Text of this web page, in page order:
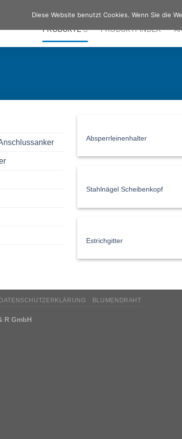
PRODUKTE PRODUKTFINDER
Absperrleinenhalter
Stahlnägel Scheibenkopf
Estrichgitter
DATENSCHUTZERKLÄRUNG BLUMENDRAHT
R GmbH
Diese Website benutzt Cookies. Wenn Sie die